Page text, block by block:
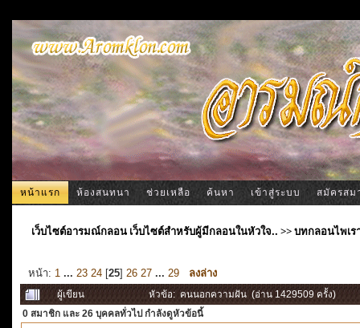
หน้าแรก ห้องสนทนา ช่วยเหลือ ค้นหา เข้าสู่ระบบ สมัครสม
เว็บไซต์อารมณ์กลอน เว็บไซต์สำหรับผู้มีกลอนในหัวใจ.. >>บทกลอนไพเร
หน้า: 1 ... 23 24 [25] 26 27 ... 29 ลงล่าง
ผู้เขียน
หัวข้อ: คนนอกความฝัน (อ่าน 1429509 ครั้ง)
0 สมาชิก และ 26 บุคคลทั่วไป กำลังดูหัวข้อนี้